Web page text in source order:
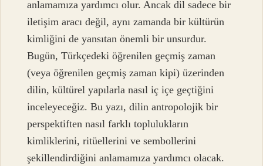
anlamamıza yardımcı olur. Ancak dil sadece bir
iletişim aracı değil, aynı zamanda bir kültürün
kimliğini de yansıtan önemli bir unsurdur.
Bugün, Türkçedeki öğrenilen geçmiş zaman
(veya öğrenilen geçmiş zaman kipi) üzerinden
dilin, kültürel yapılarla nasıl iç içe geçtiğini
inceleyeceğiz. Bu yazı, dilin antropolojik bir
perspektiften nasıl farklı toplulukların
kimliklerini, ritüellerini ve sembollerini
şekillendirdiğini anlamamıza yardımcı olacak.